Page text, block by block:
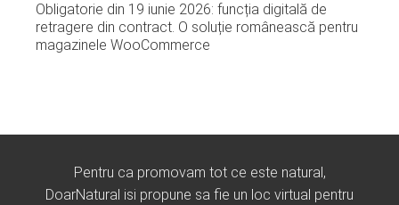
Obligatorie din 19 iunie 2026: funcția digitală de
retragere din contract. O soluție românească pentru
magazinele WooCommerce
Pentru ca promovam tot ce este natural,
DoarNatural isi propune sa fie un loc virtual pentru